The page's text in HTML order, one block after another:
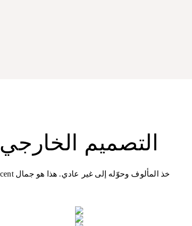
التصميم الخارجي
خذ المألوف وحوّله إلى غير عادي. هذا هو جمال Accent.
التصميم الجانبي
التصميم الخلفي